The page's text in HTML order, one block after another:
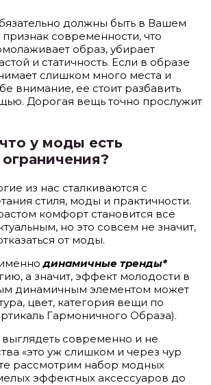
должны быть в Вашем
современности, что
образ, убирает
и статичность. Если в образе
слишком много места и
внимание, ее стоит разбавить
Дорогая вещь точно прослужит
у моды есть
из нас сталкиваются с
стиля, моды и практичности.
комфорт становится все
но это совсем не значит,
от моды.
динамичные тренды*
а значит, эффект молодости в
динамичным элементом может
цвет, категория вещи по
Гармоничного Образа).
современно и не
«это уж слишком и через чур
рассмотрим набор модных
эффектных аксессуаров до